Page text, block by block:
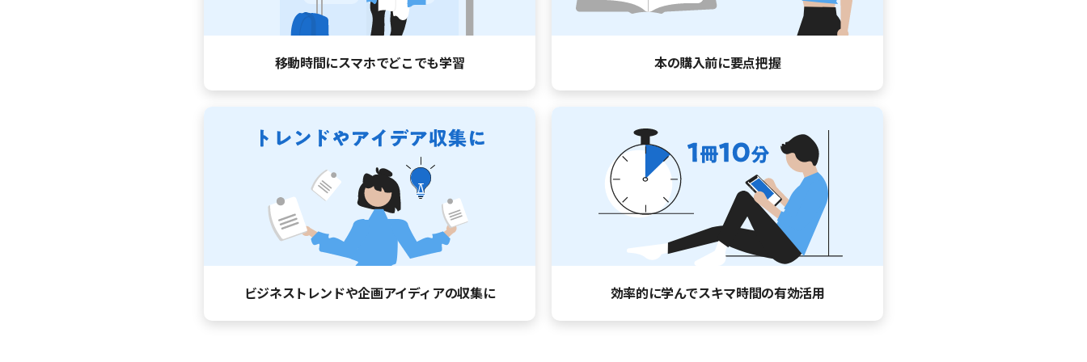
移動時間にスマホでどこでも学習 本の購入前に要点把握
ビジネストレンドや企画アイディアの収集に 効率的に学んでスキマ時間の有効活用